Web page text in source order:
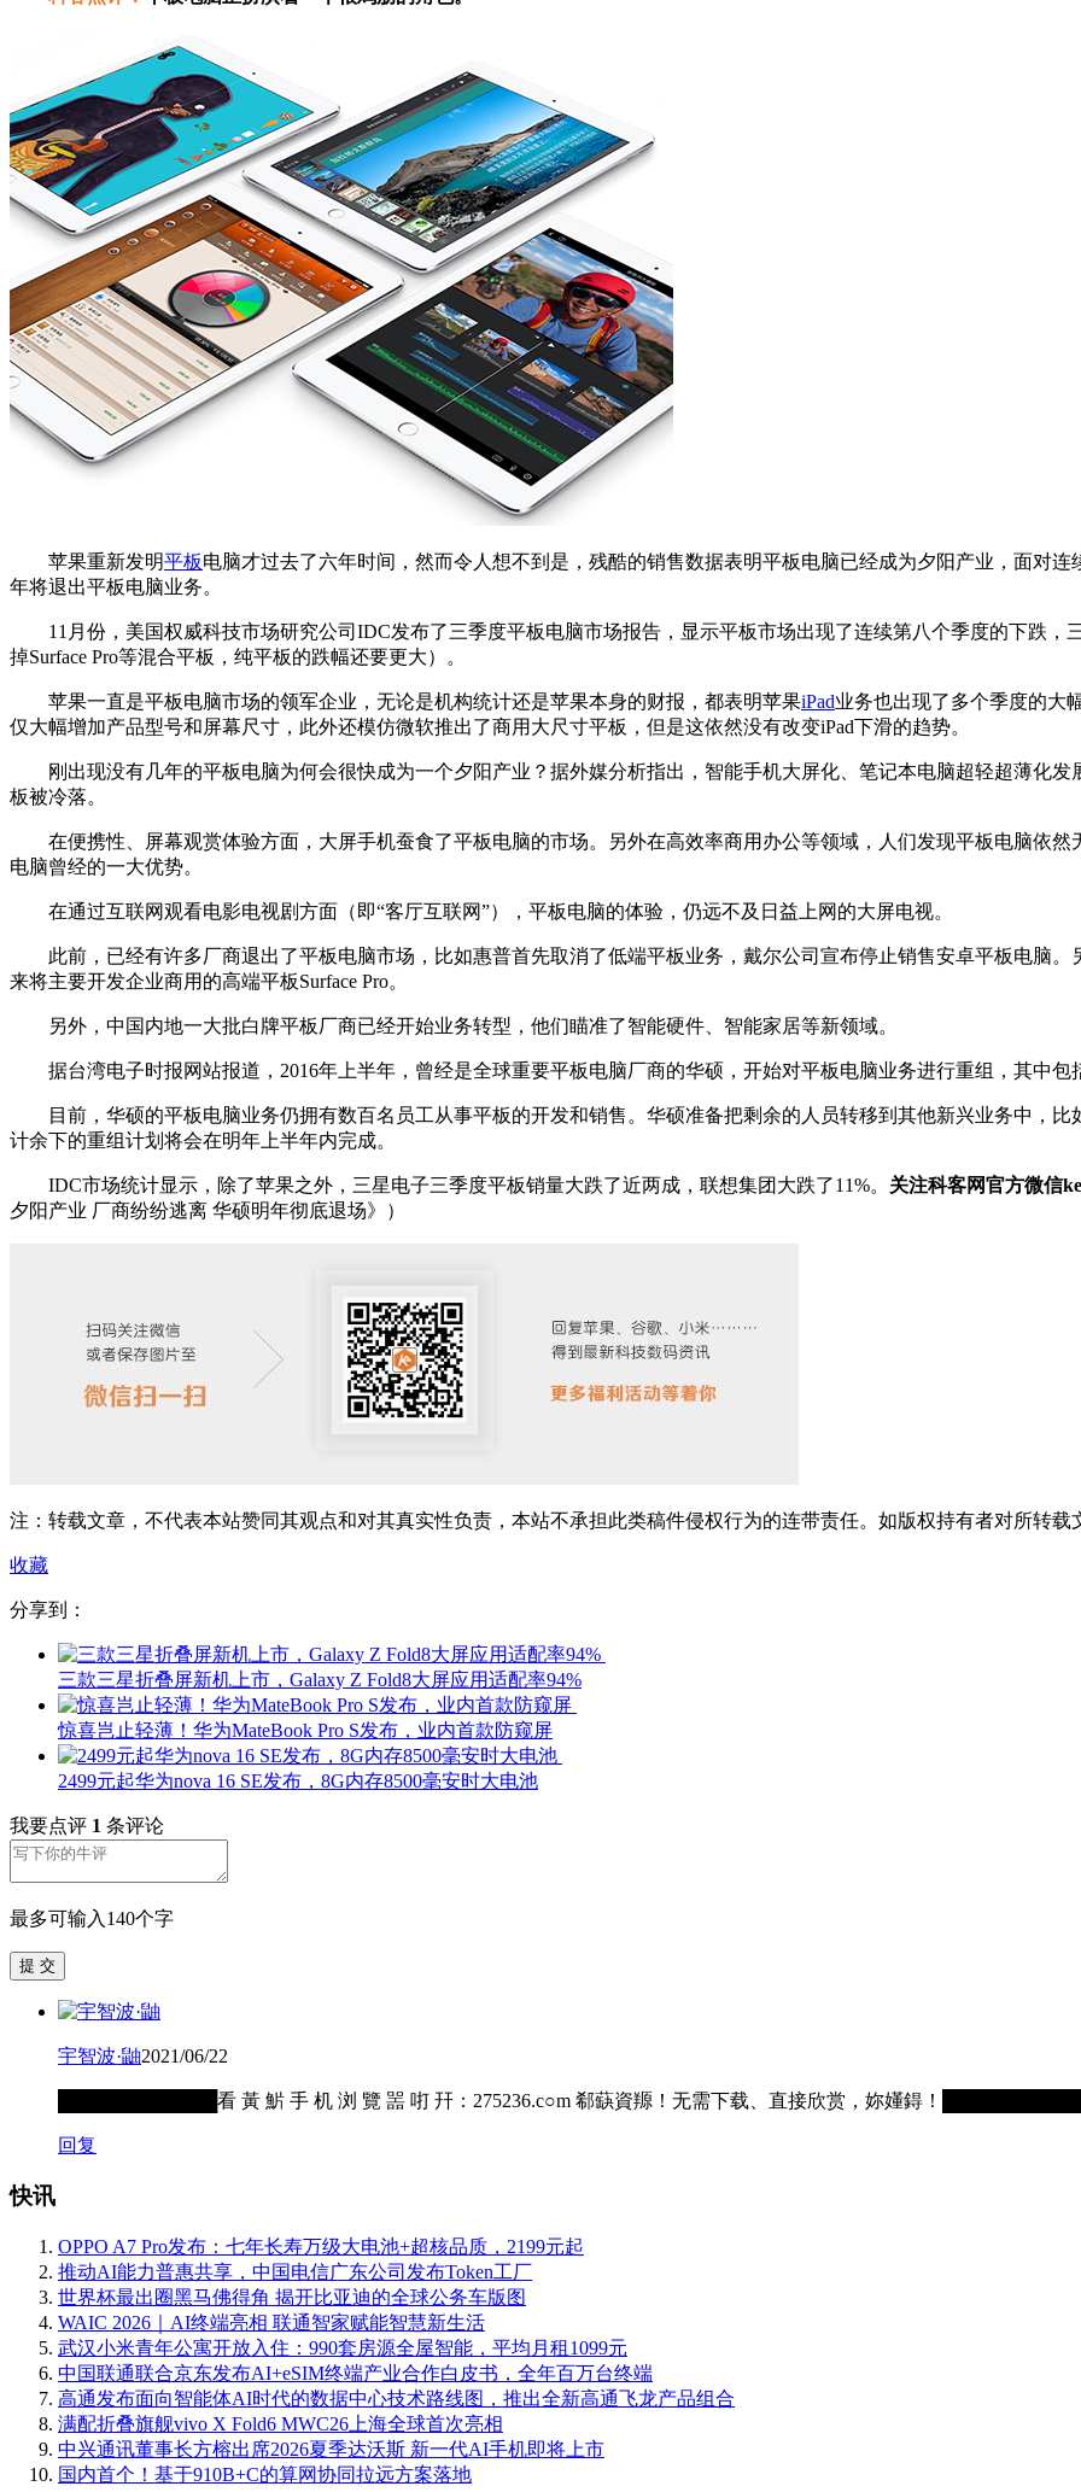
苹果重新发明平板电脑才过去了六年时间，然而令人想不到是，残酷的销售数据表明平板电脑已经成为夕阳产业，面对
年将退出平板电脑业务。
11月份，美国权威科技市场研究公司IDC发布了三季度平板电脑市场报告，显示平板市场出现了连续第八个季度的下跌，
掉Surface Pro等混合平板，纯平板的跌幅还要更大）。
苹果一直是平板电脑市场的领军企业，无论是机构统计还是苹果本身的财报，都表明苹果iPad业务也出现了多个季度的大
仅大幅增加产品型号和屏幕尺寸，此外还模仿微软推出了商用大尺寸平板，但是这依然没有改变iPad下滑的趋势。
刚出现没有几年的平板电脑为何会很快成为一个夕阳产业？据外媒分析指出，智能手机大屏化、笔记本电脑超轻超薄化发
板被冷落。
在便携性、屏幕观赏体验方面，大屏手机蚕食了平板电脑的市场。另外在高效率商用办公等领域，人们发现平板电脑依然
电脑曾经的一大优势。
在通过互联网观看电影电视剧方面（即“客厅互联网”），平板电脑的体验，仍远不及日益上网的大屏电视。
此前，已经有许多厂商退出了平板电脑市场，比如惠普首先取消了低端平板业务，戴尔公司宣布停止销售安卓平板电脑。
来将主要开发企业商用的高端平板Surface Pro。
另外，中国内地一大批白牌平板厂商已经开始业务转型，他们瞄准了智能硬件、智能家居等新领域。
据台湾电子时报网站报道，2016年上半年，曾经是全球重要平板电脑厂商的华硕，开始对平板电脑业务进行重组，其中包
目前，华硕的平板电脑业务仍拥有数百名员工从事平板的开发和销售。华硕准备把剩余的人员转移到其他新兴业务中，比
计余下的重组计划将会在明年上半年内完成。
IDC市场统计显示，除了苹果之外，三星电子三季度平板销量大跌了近两成，联想集团大跌了11%。 关注科客网官方微信
夕阳产业 厂商纷纷逃离 华硕明年彻底退场》）
注：转载文章，不代表本站赞同其观点和对其真实性负责，本站不承担此类稿件侵权行为的连带责任。如版权持有者对所转载
收藏
分享到：
三款三星折叠屏新机上市，Galaxy Z Fold8大屏应用适配率94%
惊喜岂止轻薄！华为MateBook Pro S发布，业内首款防窥屏
2499元起华为nova 16 SE发布，8G内存8500毫安时大电池
我要点评 1 条评论
最多可输入140个字
提 交
宇智波·鼬2021/06/22
████████████看 黃 魸 手 机 浏 覽 噐 咑 幵：275236.c○m 郗蒛資羱！无需下载、直接欣赏，妳嬞鍀！
回复
快讯
OPPO A7 Pro发布：七年长寿万级大电池+超核品质，2199元起
推动AI能力普惠共享，中国电信广东公司发布Token工厂
世界杯最出圈黑马佛得角 揭开比亚迪的全球公务车版图
WAIC 2026｜AI终端亮相 联通智家赋能智慧新生活
武汉小米青年公寓开放入住：990套房源全屋智能，平均月租1099元
中国联通联合京东发布AI+eSIM终端产业合作白皮书，全年百万台终端
高通发布面向智能体AI时代的数据中心技术路线图，推出全新高通飞龙产品组合
满配折叠旗舰vivo X Fold6 MWC26上海全球首次亮相
中兴通讯董事长方榕出席2026夏季达沃斯 新一代AI手机即将上市
国内首个！基于910B+C的算网协同拉远方案落地